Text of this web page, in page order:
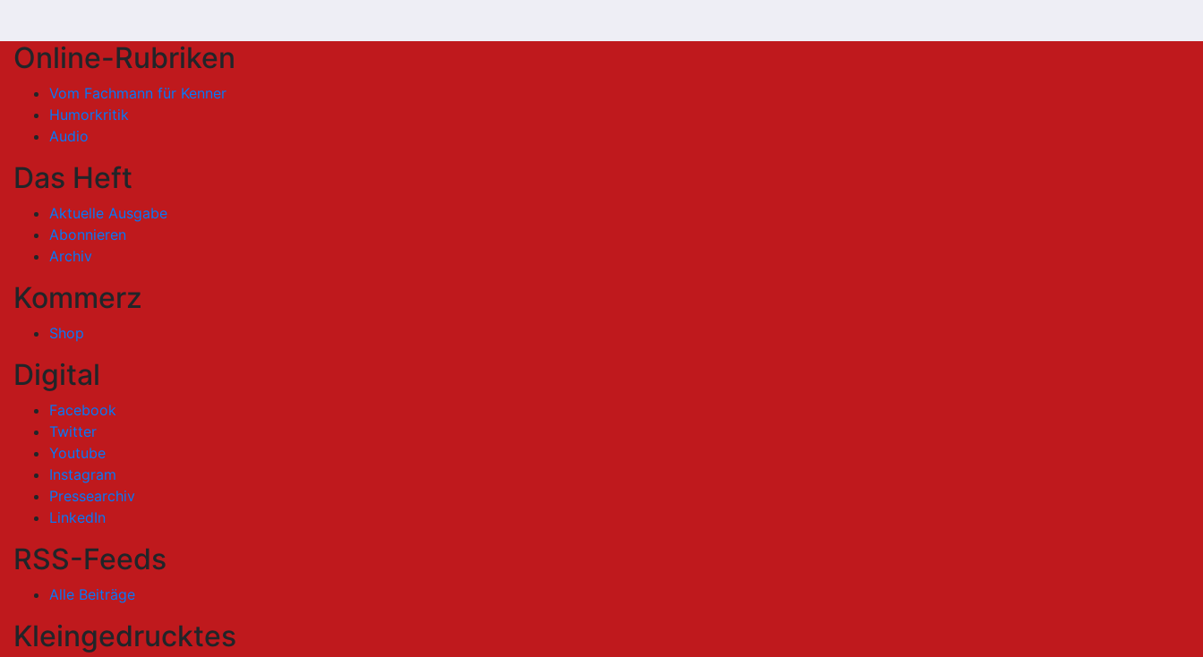
Online-Rubriken
Vom Fachmann für Kenner
Humorkritik
Audio
Das Heft
Aktuelle Ausgabe
Abonnieren
Archiv
Kommerz
Shop
Digital
Facebook
Twitter
Youtube
Instagram
Pressearchiv
LinkedIn
RSS-Feeds
Alle Beiträge
Kleingedrucktes